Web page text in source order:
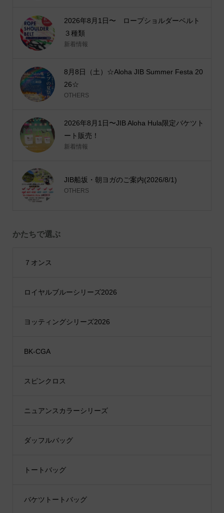
2026年8月1日〜 ロープショルダーベルト
３種類
新着情報
8月8日（土）☆Aloha JIB Summer Festa 20
26☆
OTHERS
2026年8月1日〜JIB Aloha Hula限定バケツト
ート販売！
新着情報
JIB船坂・朝ヨガのご案内(2026/8/1)
OTHERS
かたちで選ぶ
７オンス
ロイヤルブルーシリーズ2026
ヨッティングシリーズ2026
BK-CGA
スピンクロス
ニュアンスカラーシリーズ
ダッフルバッグ
トートバッグ
バケツトートバッグ